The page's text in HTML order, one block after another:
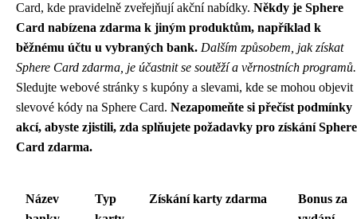
Card, kde pravidelně zveřejňují akční nabídky. Někdy je Sphere
Card nabízena zdarma k jiným produktům, například k
běžnému účtu u vybraných bank. Dalším způsobem, jak získat
Sphere Card zdarma, je účastnit se soutěží a věrnostních programů.
Sledujte webové stránky s kupóny a slevami, kde se mohou objevit
slevové kódy na Sphere Card. Nezapomeňte si přečíst podmínky
akcí, abyste zjistili, zda splňujete požadavky pro získání Sphere
Card zdarma.
Název
Typ
Získání karty zdarma
Bonus za